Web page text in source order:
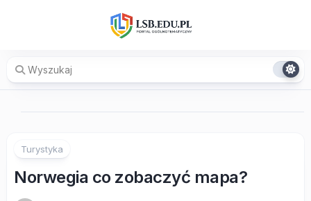
Turystyka
Norwegia co zobaczyć mapa?